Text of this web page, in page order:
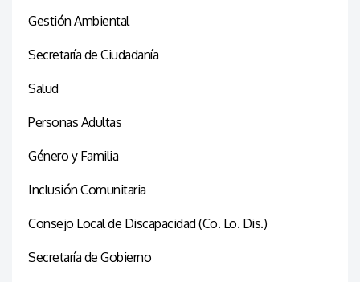
Gestión Ambiental
Secretaría de Ciudadanía
Salud
Personas Adultas
Género y Familia
Inclusión Comunitaria
Consejo Local de Discapacidad (Co. Lo. Dis.)
Secretaría de Gobierno